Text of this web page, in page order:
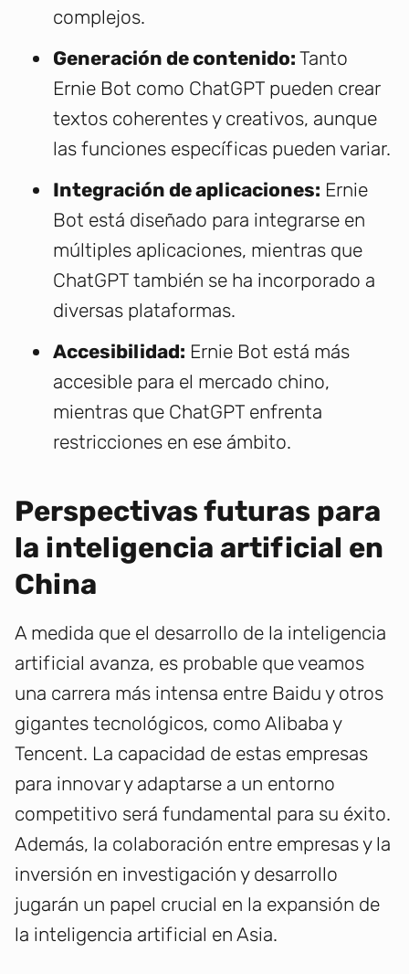
complejos.
Generación de contenido: Tanto
Ernie Bot como ChatGPT pueden crear
textos coherentes y creativos, aunque
las funciones específicas pueden variar.
Integración de aplicaciones: Ernie
Bot está diseñado para integrarse en
múltiples aplicaciones, mientras que
ChatGPT también se ha incorporado a
diversas plataformas.
Accesibilidad: Ernie Bot está más
accesible para el mercado chino,
mientras que ChatGPT enfrenta
restricciones en ese ámbito.
Perspectivas futuras para
la inteligencia artificial en
China
A medida que el desarrollo de la inteligencia
artificial avanza, es probable que veamos
una carrera más intensa entre Baidu y otros
gigantes tecnológicos, como Alibaba y
Tencent. La capacidad de estas empresas
para innovar y adaptarse a un entorno
competitivo será fundamental para su éxito.
Además, la colaboración entre empresas y la
inversión en investigación y desarrollo
jugarán un papel crucial en la expansión de
la inteligencia artificial en Asia.